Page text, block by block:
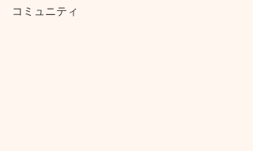
コミュニティ